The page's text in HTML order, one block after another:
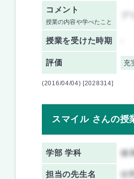
コメント
授業の内容や学べたこと
授業を受けた時期
評価 充
(2016/04/04) [2028314]
スマイル さんの授
学部 学科 健
担当の先生名 佐